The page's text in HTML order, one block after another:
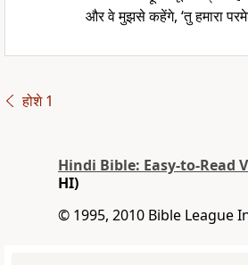
और वे मुझसे कहेंगे, ‘तु हमारा
होशे 1
Hindi Bible: Easy-to-Read
HI)
© 1995, 2010 Bible League